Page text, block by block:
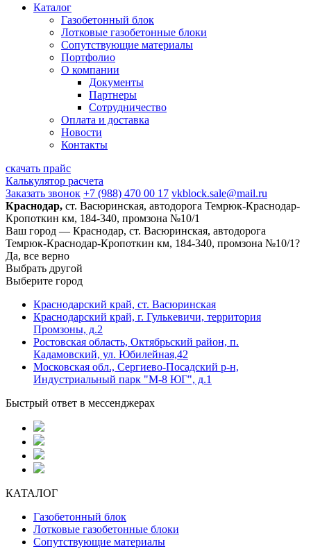
Каталог
Газобетонный блок
Лотковые газобетонные блоки
Сопутствующие материалы
Портфолио
О компании
Документы
Партнеры
Сотрудничество
Оплата и доставка
Новости
Контакты
скачать прайс
Калькулятор расчета
Заказать звонок +7 (988) 470 00 17 vkblock.sale@mail.ru
Краснодар, ст. Васюринская, автодорога Темрюк-Краснодар-
Кропоткин км, 184-340, промзона №10/1
Ваш город — Краснодар, ст. Васюринская, автодорога
Темрюк-Краснодар-Кропоткин км, 184-340, промзона №10/1?
Да, все верно
Выбрать другой
Выберите город
Краснодарский край, ст. Васюринская
Краснодарский край, г. Гулькевичи, территория
Промзоны, д.2
Ростовская область, Октябрьский район, п.
Кадамовский, ул. Юбилейная,42
Московская обл., Сергиево-Посадский р-н,
Индустриальный парк "М-8 ЮГ", д.1
Быстрый ответ в мессенджерах
КАТАЛОГ
Газобетонный блок
Лотковые газобетонные блоки
Сопутствующие материалы